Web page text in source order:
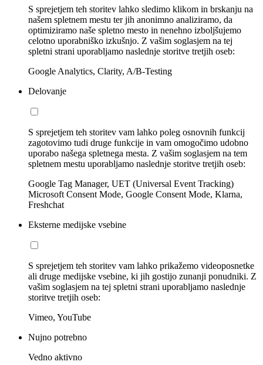
S sprejetjem teh storitev lahko sledimo klikom in brskanju na
našem spletnem mestu ter jih anonimno analiziramo, da
optimiziramo naše spletno mesto in nenehno izboljšujemo
celotno uporabniško izkušnjo. Z vašim soglasjem na tej
spletni strani uporabljamo naslednje storitve tretjih oseb:
Google Analytics, Clarity, A/B-Testing
Delovanje
S sprejetjem teh storitev vam lahko poleg osnovnih funkcij
zagotovimo tudi druge funkcije in vam omogočimo udobno
uporabo našega spletnega mesta. Z vašim soglasjem na tem
spletnem mestu uporabljamo naslednje storitve tretjih oseb:
Google Tag Manager, UET (Universal Event Tracking)
Microsoft Consent Mode, Google Consent Mode, Klarna,
Freshchat
Eksterne medijske vsebine
S sprejetjem teh storitev vam lahko prikažemo videoposnetke
ali druge medijske vsebine, ki jih gostijo zunanji ponudniki. Z
vašim soglasjem na tej spletni strani uporabljamo naslednje
storitve tretjih oseb:
Vimeo, YouTube
Nujno potrebno
Vedno aktivno